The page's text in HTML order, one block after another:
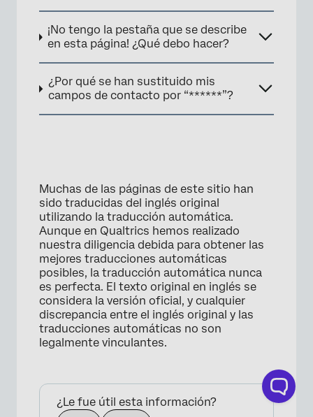
¡No tengo la pestaña que se describe
en esta página! ¿Qué debo hacer?
¿Por qué se han sustituido mis
campos de contacto por “******”?
Muchas de las páginas de este sitio han
sido traducidas del inglés original
utilizando la traducción automática.
Aunque en Qualtrics hemos realizado
nuestra diligencia debida para obtener las
mejores traducciones automáticas
posibles, la traducción automática nunca
es perfecta. El texto original en inglés se
considera la versión oficial, y cualquier
discrepancia entre el inglés original y las
traducciones automáticas no son
legalmente vinculantes.
¿Le fue útil esta información?